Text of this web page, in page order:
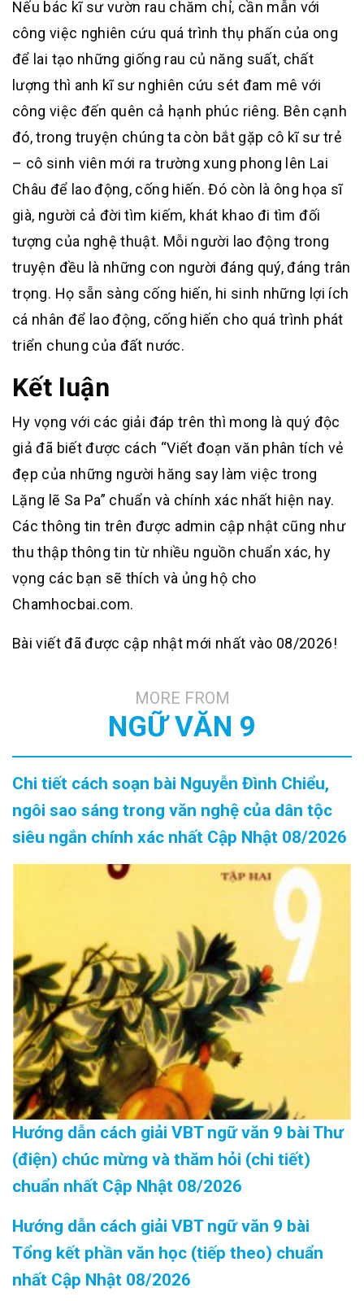
Nếu bác kĩ sư vườn rau chăm chỉ, cần mẫn với
công việc nghiên cứu quá trình thụ phấn của ong
để lai tạo những giống rau củ năng suất, chất
lượng thì anh kĩ sư nghiên cứu sét đam mê với
công việc đến quên cả hạnh phúc riêng. Bên cạnh
đó, trong truyện chúng ta còn bắt gặp cô kĩ sư trẻ
– cô sinh viên mới ra trường xung phong lên Lai
Châu để lao động, cống hiến. Đó còn là ông họa sĩ
già, người cả đời tìm kiếm, khát khao đi tìm đối
tượng của nghệ thuật. Mỗi người lao động trong
truyện đều là những con người đáng quý, đáng trân
trọng. Họ sẵn sàng cống hiến, hi sinh những lợi ích
cá nhân để lao động, cống hiến cho quá trình phát
triển chung của đất nước.
Kết luận
Hy vọng với các giải đáp trên thì mong là quý độc
giả đã biết được cách “Viết đoạn văn phân tích vẻ
đẹp của những người hăng say làm việc trong
Lặng lẽ Sa Pa” chuẩn và chính xác nhất hiện nay.
Các thông tin trên được admin cập nhật cũng như
thu thập thông tin từ nhiều nguồn chuẩn xác, hy
vọng các bạn sẽ thích và ủng hộ cho
Chamhocbai.com.
Bài viết đã được cập nhật mới nhất vào 08/2026!
MORE FROM
NGỮ VĂN 9
Chi tiết cách soạn bài Nguyễn Đình Chiểu,
ngôi sao sáng trong văn nghệ của dân tộc
siêu ngắn chính xác nhất Cập Nhật 08/2026
Hướng dẫn cách giải VBT ngữ văn 9 bài Thư
(điện) chúc mừng và thăm hỏi (chi tiết)
chuẩn nhất Cập Nhật 08/2026
Hướng dẫn cách giải VBT ngữ văn 9 bài
Tổng kết phần văn học (tiếp theo) chuẩn
nhất Cập Nhật 08/2026